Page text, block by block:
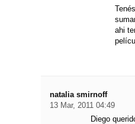
ahi
natalia smirnoff
13 Mar, 2011 04:49
Diego